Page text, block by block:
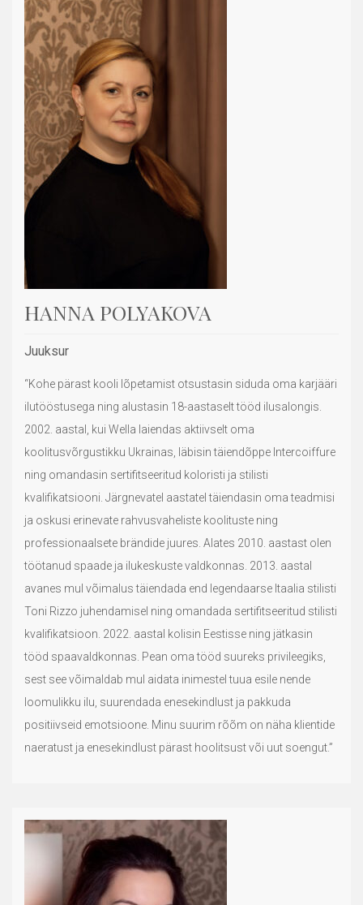
HANNA POLYAKOVA
Juuksur
“Kohe pärast kooli lõpetamist otsustasin siduda oma karjääri
ilutööstusega ning alustasin 18-aastaselt tööd ilusalongis.
2002. aastal, kui Wella laiendas aktiivselt oma
koolitusvõrgustikku Ukrainas, läbisin täiendõppe Intercoiffure
ning omandasin sertifitseeritud koloristi ja stilisti
kvalifikatsiooni. Järgnevatel aastatel täiendasin oma teadmisi
ja oskusi erinevate rahvusvaheliste koolituste ning
professionaalsete brändide juures. Alates 2010. aastast olen
töötanud spaade ja ilukeskuste valdkonnas. 2013. aastal
avanes mul võimalus täiendada end legendaarse Itaalia stilisti
Toni Rizzo juhendamisel ning omandada sertifitseeritud stilisti
kvalifikatsioon. 2022. aastal kolisin Eestisse ning jätkasin
tööd spaavaldkonnas. Pean oma tööd suureks privileegiks,
sest see võimaldab mul aidata inimestel tuua esile nende
loomulikku ilu, suurendada enesekindlust ja pakkuda
positiivseid emotsioone. Minu suurim rõõm on näha klientide
naeratust ja enesekindlust pärast hoolitsust või uut soengut.”